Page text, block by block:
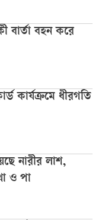
বার্তা বহন করে
ধীরগতি
নারীর লাশ,
ও পা